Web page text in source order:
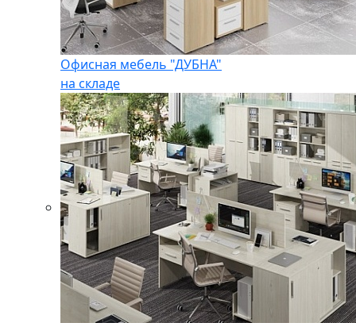
Офисная мебель "ДУБНА"
на складе